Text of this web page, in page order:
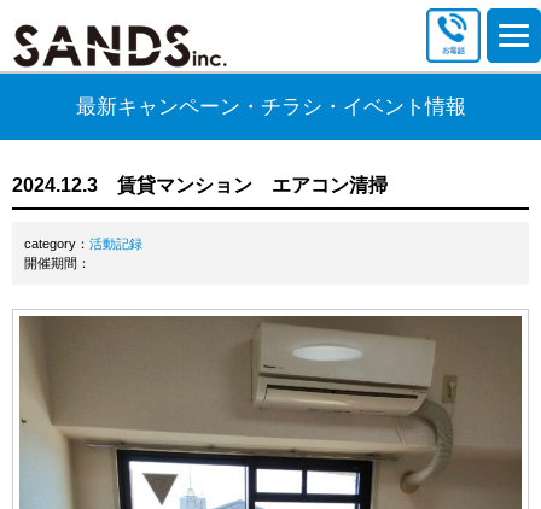
最新キャンペーン・チラシ・イベント情報
2024.12.3 賃貸マンション エアコン清掃
category： 活動記録
開催期間：